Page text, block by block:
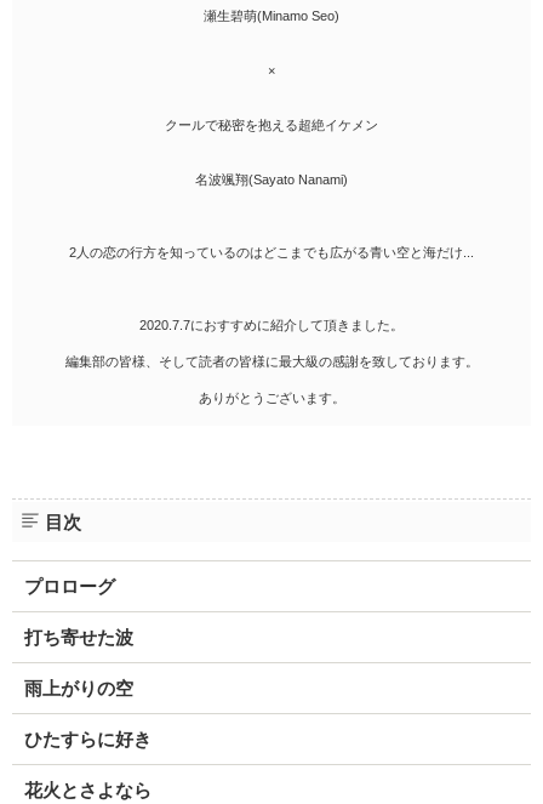
瀬生碧萌(Minamo Seo)
×
クールで秘密を抱える超絶イケメン
名波颯翔(Sayato Nanami)
2人の恋の行方を知っているのはどこまでも広がる青い空と海だけ...
2020.7.7におすすめに紹介して頂きました。
編集部の皆様、そして読者の皆様に最大級の感謝を致しております。
ありがとうございます。
目次
プロローグ
打ち寄せた波
雨上がりの空
ひたすらに好き
花火とさよなら